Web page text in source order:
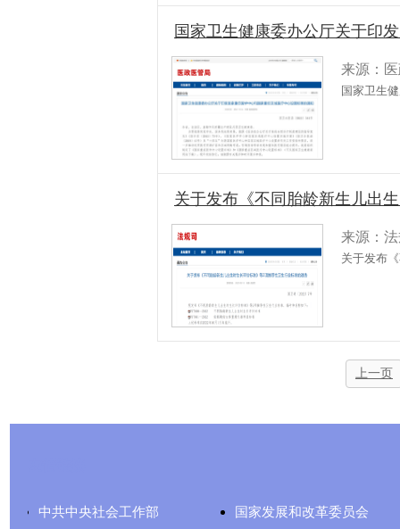
国家卫生健康委办公厅关于印
来源：
国家卫生
关于发布《不同胎龄新生儿出
来源：
关于发布
上一页
中共中央社会工作部
国家发展和改革委员会